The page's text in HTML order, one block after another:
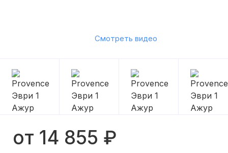
Смотреть видео
от 14 855 ₽